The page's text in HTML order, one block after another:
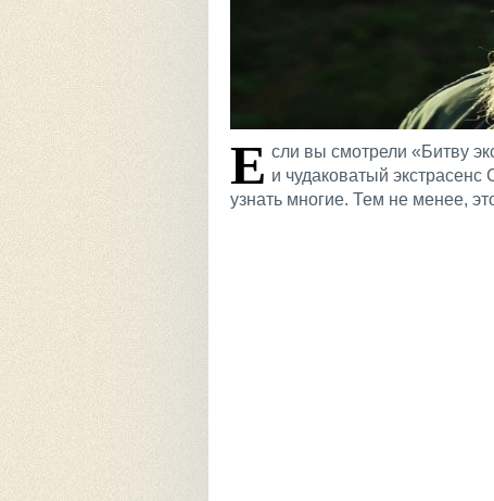
Е сли вы смотрели «Битву
и чудаковатый
узнать многие. Тем не менее,